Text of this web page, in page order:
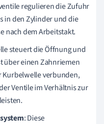
regulieren die Zufuhr
in den Zylinder und die
nach dem Arbeitstakt.
steuert die Öffnung und
über einen Zahnriemen
Kurbelwelle verbunden,
Ventile im Verhältnis zur
: Diese